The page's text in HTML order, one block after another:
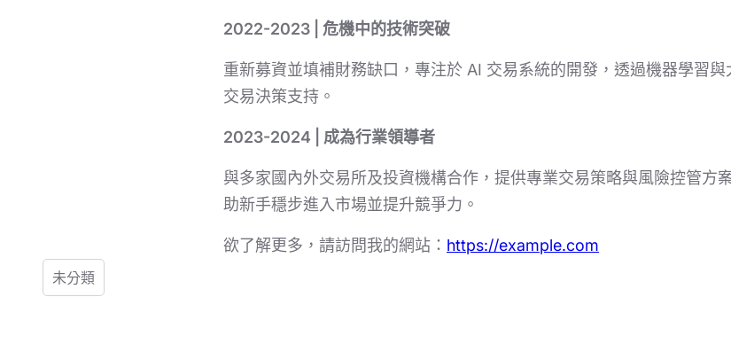
2022-2023 | 危機中的技術突破
重新募資並填補財務缺口，專注於 AI 交易系統的開發，透過機器學習
交易決策支持。
2023-2024 | 成為行業領導者
與多家國內外交易所及投資機構合作，提供專業交易策略與風險控管方
助新手穩步進入市場並提升競爭力。
欲了解更多，請訪問我的網站： https://example.com
未分類